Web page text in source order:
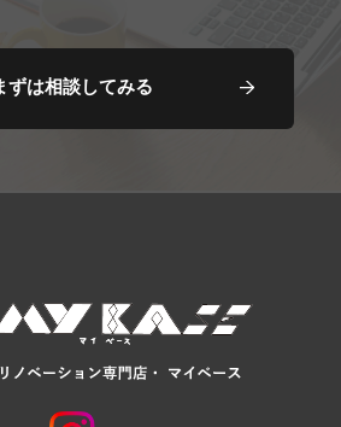
ずは相談してみる